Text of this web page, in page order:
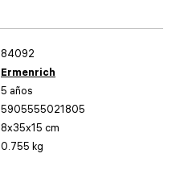
84092
Ermenrich
5 años
5905555021805
8x35x15 cm
0.755 kg